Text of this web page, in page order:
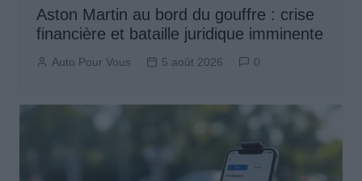
Aston Martin au bord du gouffre : crise
financière et bataille juridique imminente
Auto Pour Vous 5 août 2026 0